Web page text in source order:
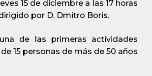
15 de diciembre a las 17 horas
por D. Dmitro Boris.
de las primeras actividades
15 personas de más de 50 años